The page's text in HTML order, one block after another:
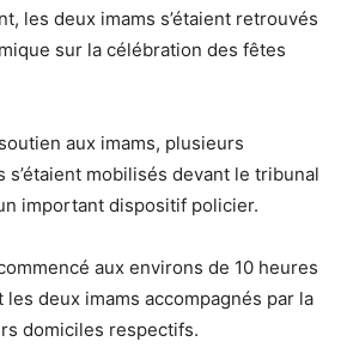
les deux imams s’étaient retrouvés
sur la célébration des fêtes
aux imams, plusieurs
mobilisés devant le tribunal
important dispositif policier.
aux environs de 10 heures
deux imams accompagnés par la
domiciles respectifs.